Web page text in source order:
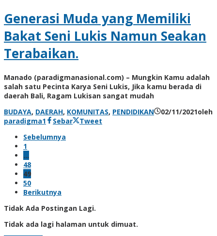
Generasi Muda yang Memiliki
Bakat Seni Lukis Namun Seakan
Terabaikan.
Manado (paradigmanasional.com) – Mungkin Kamu adalah
salah satu Pecinta Karya Seni Lukis, Jika kamu berada di
daerah Bali, Ragam Lukisan sangat mudah
BUDAYA, DAERAH, KOMUNITAS, PENDIDIKAN 02/11/2021oleh
paradigma1
Sebar
Tweet
Sebelumnya
1
…
48
49
50
Berikutnya
Tidak Ada Postingan Lagi.
Tidak ada lagi halaman untuk dimuat.